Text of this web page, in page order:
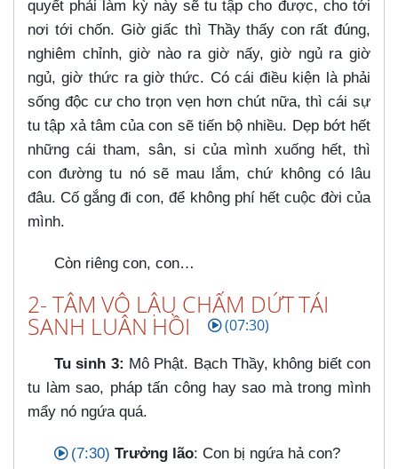
quyết phải làm kỳ này sẽ tu tập cho được, cho tới
nơi tới chốn. Giờ giấc thì Thầy thấy con rất đúng,
nghiêm chỉnh, giờ nào ra giờ nấy, giờ ngủ ra giờ
ngủ, giờ thức ra giờ thức. Có cái điều kiện là phải
sống độc cư cho trọn vẹn hơn chút nữa, thì cái sự
tu tập xả tâm của con sẽ tiến bộ nhiều. Dẹp bớt hết
những cái tham, sân, si của mình xuống hết, thì
con đường tu nó sẽ mau lắm, chứ không có lâu
đâu. Cố gắng đi con, để không phí hết cuộc đời của
mình.
Còn riêng con, con…​
2- TÂM VÔ LẬU CHẤM DỨT TÁI
SANH LUÂN HỒI (07:30)
Tu sinh 3: Mô Phật. Bạch Thầy, không biết con
tu làm sao, pháp tấn công hay sao mà trong mình
mẩy nó ngứa quá.
(7:30) Trưởng lão: Con bị ngứa hả con?